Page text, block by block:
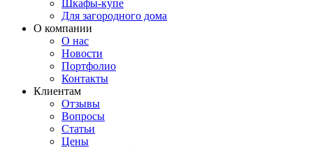
Шкафы-купе
Для загородного дома
О компании
О нас
Новости
Портфолио
Контакты
Клиентам
Отзывы
Вопросы
Статьи
Цены